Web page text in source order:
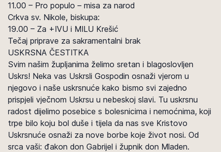
11.00 – Pro populo – misa za narod
Crkva sv. Nikole, biskupa:
19.00 – Za +IVU i MILU Krešić
Tečaj priprave za sakramentalni brak
USKRSNA ČESTITKA
Svim našim župljanima želimo sretan i blagoslovljen
Uskrs! Neka vas Uskrsli Gospodin osnaži vjerom u
njegovo i naše uskrsnuće kako bismo svi zajedno
prispjeli vječnom Uskrsu u nebeskoj slavi. Tu uskrsnu
radost dijelimo posebice s bolesnicima i nemoćnima, koji
trpe bilo koju bol duše i tijela da nas sve Kristovo
Uskrsnuće osnaži za nove borbe koje život nosi. Od
srca vaši: đakon don Gabrijel i župnik don Mladen.